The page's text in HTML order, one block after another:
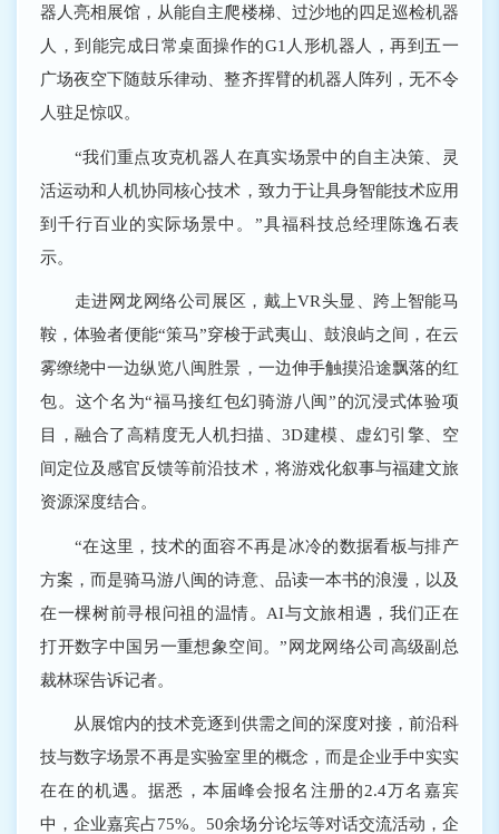
器人亮相展馆，从能自主爬楼梯、过沙地的四足巡检机器
人，到能完成日常桌面操作的G1人形机器人，再到五一
广场夜空下随鼓乐律动、整齐挥臂的机器人阵列，无不令
人驻足惊叹。
“我们重点攻克机器人在真实场景中的自主决策、灵
活运动和人机协同核心技术，致力于让具身智能技术应用
到千行百业的实际场景中。”具福科技总经理陈逸石表
示。
走进网龙网络公司展区，戴上VR头显、跨上智能马
鞍，体验者便能“策马”穿梭于武夷山、鼓浪屿之间，在云
雾缭绕中一边纵览八闽胜景，一边伸手触摸沿途飘落的红
包。这个名为“福马接红包幻骑游八闽”的沉浸式体验项
目，融合了高精度无人机扫描、3D建模、虚幻引擎、空
间定位及感官反馈等前沿技术，将游戏化叙事与福建文旅
资源深度结合。
“在这里，技术的面容不再是冰冷的数据看板与排产
方案，而是骑马游八闽的诗意、品读一本书的浪漫，以及
在一棵树前寻根问祖的温情。AI与文旅相遇，我们正在
打开数字中国另一重想象空间。”网龙网络公司高级副总
裁林琛告诉记者。
从展馆内的技术竞逐到供需之间的深度对接，前沿科
技与数字场景不再是实验室里的概念，而是企业手中实实
在在的机遇。据悉，本届峰会报名注册的2.4万名嘉宾
中，企业嘉宾占75%。50余场分论坛等对话交流活动，企